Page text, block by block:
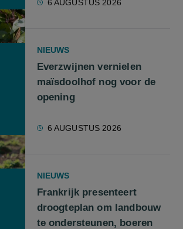
6 AUGUSTUS 2026
NIEUWS
Everzwijnen vernielen
maïsdoolhof nog voor de
opening
6 AUGUSTUS 2026
NIEUWS
Frankrijk presenteert
droogteplan om landbouw
te ondersteunen, boeren